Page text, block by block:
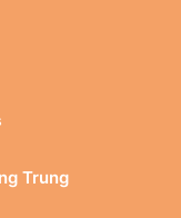
Trung